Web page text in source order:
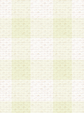
2.当社は
会員情報
人を識別
社は事前
3.前項の
意を 得
づき選